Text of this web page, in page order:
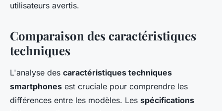
utilisateurs avertis.
Comparaison des caractéristiques
techniques
L'analyse des caractéristiques techniques
smartphones est cruciale pour comprendre les
différences entre les modèles. Les spécifications